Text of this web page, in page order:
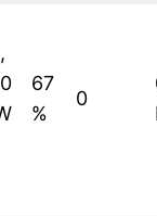
le1.ma
de
67
%
0